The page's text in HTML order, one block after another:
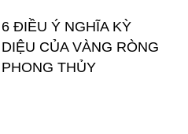
6 ĐIỀU Ý NGHĨA KỲ
DIỆU CỦA VÀNG RÒNG
PHONG THỦY